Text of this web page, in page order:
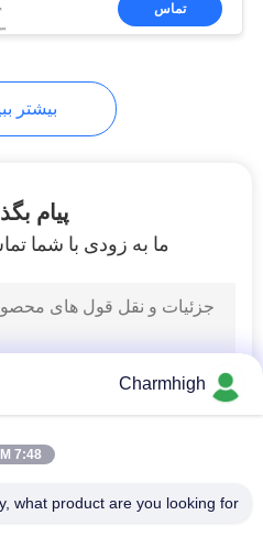
تماس
بیشتر
پیام
ما به زودی با شما
Charmhigh
7:48 PM
what product are you looking for?